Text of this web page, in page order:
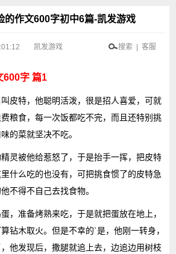
的作文600字初中6篇-凯发游戏
凯发游戏 搜索 | 客服
600字 篇1
皮特，他聪明活泼，很是招人喜爱，可就
粮食，每一次饭都吃不完，而且还特别挑
的菜就坚决不吃。
灵被他给惹怒了，于是抬手一挥，把皮特
什么吃的也没有，可把挑食惯了的皮特急
不得不自己去找食物。
，准备烤熟来吃，于是就把蛋放在地上，
钻木取火。但是不幸的`是，他刚一转身，
他发现后，撒腿就追上去，边追边用树枝